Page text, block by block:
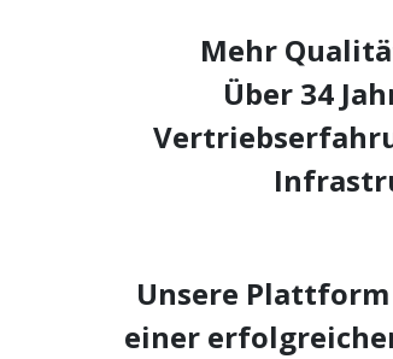
Mehr
Über 34
Unsere
einer